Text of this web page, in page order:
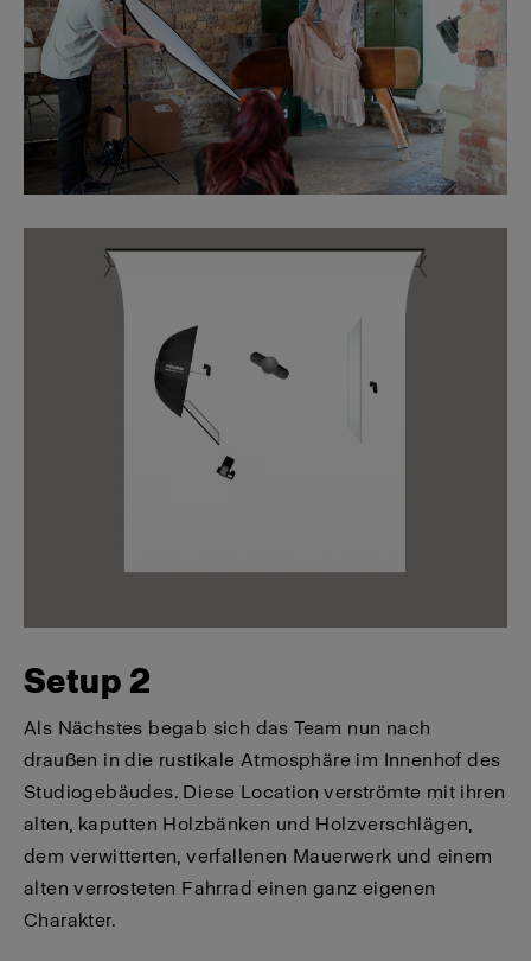
Setup 2
Als Nächstes begab sich das Team nun nach
draußen in die rustikale Atmosphäre im Innenhof des
Studiogebäudes. Diese Location verströmte mit ihren
alten, kaputten Holzbänken und Holzverschlägen,
dem verwitterten, verfallenen Mauerwerk und einem
alten verrosteten Fahrrad einen ganz eigenen
Charakter.